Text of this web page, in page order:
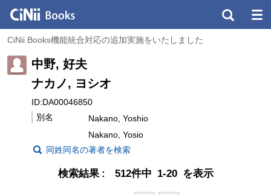
CiNii Books機能統合対応の追加実施をいたしました
中野, 好夫
ナカノ, ヨシオ
ID:DA00046850
別名
Nakano, Yoshio
Nakano, Yosio
同姓同名の著者を検索
検索結果 512件中 1-20 を表示